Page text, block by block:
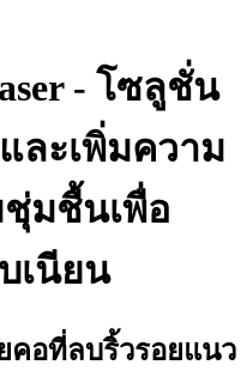
- โซลูชั่น
ละเพิ่มความ
มชื้นเพื่อ
เนียน
คอที่ลบริ้วรอยแนว